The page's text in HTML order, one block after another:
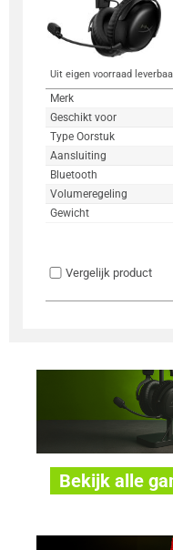
Uit eigen voorraad
Merk
Geschikt voor
Type Oorstuk
Aansluiting
Bluetooth
Volumeregeling
Gewicht
Vergelijk product
Bekijk alle